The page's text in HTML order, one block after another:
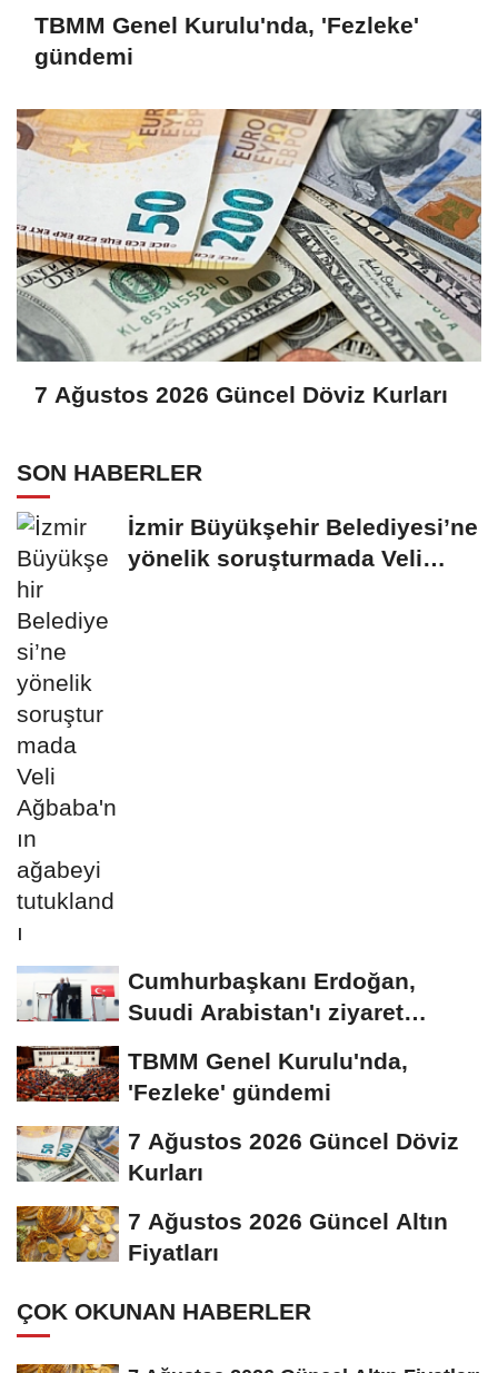
TBMM Genel Kurulu'nda, 'Fezleke'
gündemi
7 Ağustos 2026 Güncel Döviz Kurları
SON HABERLER
İzmir Büyükşehir Belediyesi’ne
yönelik soruşturmada Veli
Cumhurbaşkanı Erdoğan,
Suudi Arabistan'ı ziyaret
TBMM Genel Kurulu'nda,
'Fezleke' gündemi
7 Ağustos 2026 Güncel Döviz
Kurları
7 Ağustos 2026 Güncel Altın
Fiyatları
ÇOK OKUNAN HABERLER